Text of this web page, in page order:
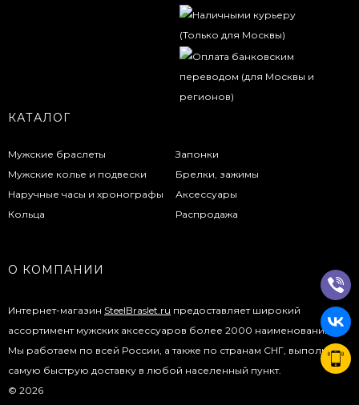
КАТАЛОГ
Мужские браслеты
Мужские колье и подвески
Наручные часы и хронографы
Кольца
Запонки
Брелки, зажимы
Аксессуары
Распродажа
О КОМПАНИИ
Интернет-магазин SteelBraslet.ru предоставляет широкий
ассортимент мужских аксессуаров более 2000 наименований.
Мы работаем по всей России, а также по странам СНГ, выполняя
самую быструю доставку в любой населенный пункт.
© 2026